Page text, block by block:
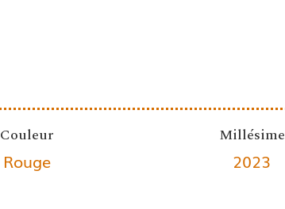
Couleur
Rouge
Millésime
2023